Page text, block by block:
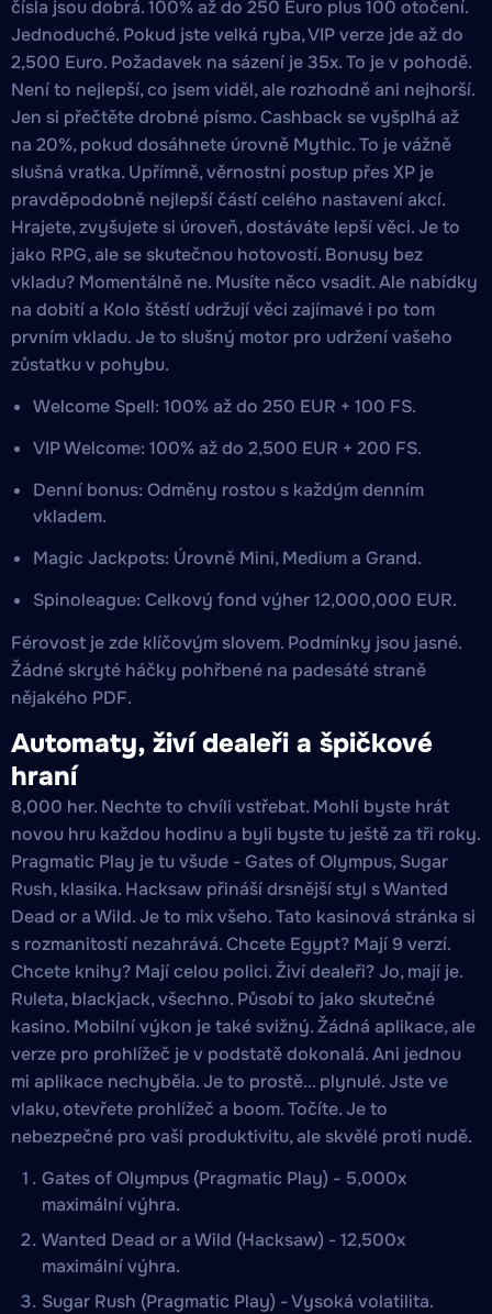
čísla jsou dobrá. 100% až do 250 Euro plus 100 otočení.
Jednoduché. Pokud jste velká ryba, VIP verze jde až do
2,500 Euro. Požadavek na sázení je 35x. To je v pohodě.
Není to nejlepší, co jsem viděl, ale rozhodně ani nejhorší.
Jen si přečtěte drobné písmo. Cashback se vyšplhá až
na 20%, pokud dosáhnete úrovně Mythic. To je vážně
slušná vratka. Upřímně, věrnostní postup přes XP je
pravděpodobně nejlepší částí celého nastavení akcí.
Hrajete, zvyšujete si úroveň, dostáváte lepší věci. Je to
jako RPG, ale se skutečnou hotovostí. Bonusy bez
vkladu? Momentálně ne. Musíte něco vsadit. Ale nabídky
na dobití a Kolo štěstí udržují věci zajímavé i po tom
prvním vkladu. Je to slušný motor pro udržení vašeho
zůstatku v pohybu.
Welcome Spell: 100% až do 250 EUR + 100 FS.
VIP Welcome: 100% až do 2,500 EUR + 200 FS.
Denní bonus: Odměny rostou s každým denním
vkladem.
Magic Jackpots: Úrovně Mini, Medium a Grand.
Spinoleague: Celkový fond výher 12,000,000 EUR.
Férovost je zde klíčovým slovem. Podmínky jsou jasné.
Žádné skryté háčky pohřbené na padesáté straně
nějakého PDF.
Automaty, živí dealeři a špičkové
hraní
8,000 her. Nechte to chvíli vstřebat. Mohli byste hrát
novou hru každou hodinu a byli byste tu ještě za tři roky.
Pragmatic Play je tu všude - Gates of Olympus, Sugar
Rush, klasika. Hacksaw přináší drsnější styl s Wanted
Dead or a Wild. Je to mix všeho. Tato kasinová stránka si
s rozmanitostí nezahrává. Chcete Egypt? Mají 9 verzí.
Chcete knihy? Mají celou polici. Živí dealeři? Jo, mají je.
Ruleta, blackjack, všechno. Působí to jako skutečné
kasino. Mobilní výkon je také svižný. Žádná aplikace, ale
verze pro prohlížeč je v podstatě dokonalá. Ani jednou
mi aplikace nechyběla. Je to prostě... plynulé. Jste ve
vlaku, otevřete prohlížeč a boom. Točíte. Je to
nebezpečné pro vaši produktivitu, ale skvělé proti nudě.
Gates of Olympus (Pragmatic Play) - 5,000x
maximální výhra.
Wanted Dead or a Wild (Hacksaw) - 12,500x
maximální výhra.
Sugar Rush (Pragmatic Play) - Vysoká volatilita.